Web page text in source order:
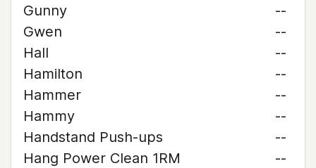
Gunny
--
Gwen
--
Hall
--
Hamilton
--
Hammer
--
Hammy
--
Handstand Push-ups
--
Hang Power Clean 1RM
--